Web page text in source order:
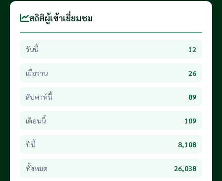
สถิติผู้เข้าเยี่ยมชม
วันนี้ 12
เมื่อวาน 26
สัปดาห์นี้ 89
เดือนนี้ 109
ปีนี้ 8,108
ทั้งหมด 26,038